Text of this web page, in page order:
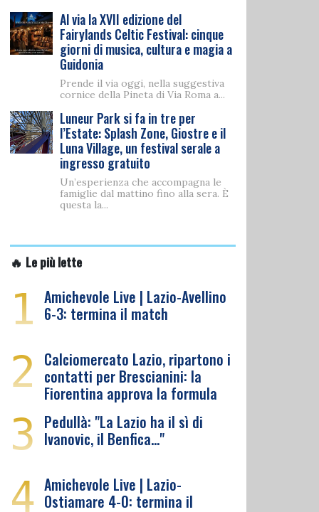
Al via la XVII edizione del
Fairylands Celtic Festival: cinque
giorni di musica, cultura e magia a
Guidonia
Prende il via oggi, nella suggestiva
cornice della Pineta di Via Roma a...
Luneur Park si fa in tre per
l’Estate: Splash Zone, Giostre e il
Luna Village, un festival serale a
ingresso gratuito
Un’esperienza che accompagna le
famiglie dal mattino fino alla sera. È
questa la...
🔥 Le più lette
1 Amichevole Live | Lazio-Avellino
6-3: termina il match
2 Calciomercato Lazio, ripartono i
contatti per Brescianini: la
Fiorentina approva la formula
3 Pedullà: "La Lazio ha il sì di
Ivanovic, il Benfica…"
4 Amichevole Live | Lazio-
Ostiamare 4-0: termina il